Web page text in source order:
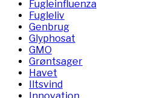
Fugleinfluenza
Fugleliv
Genbrug
Glyphosat
GMO
Grøntsager
Havet
Iltsvind